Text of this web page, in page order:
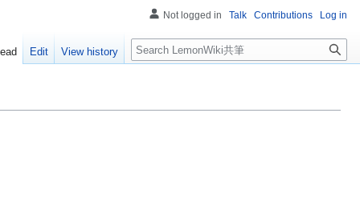
Not logged in Talk Contributions Log in
Edit View history Search